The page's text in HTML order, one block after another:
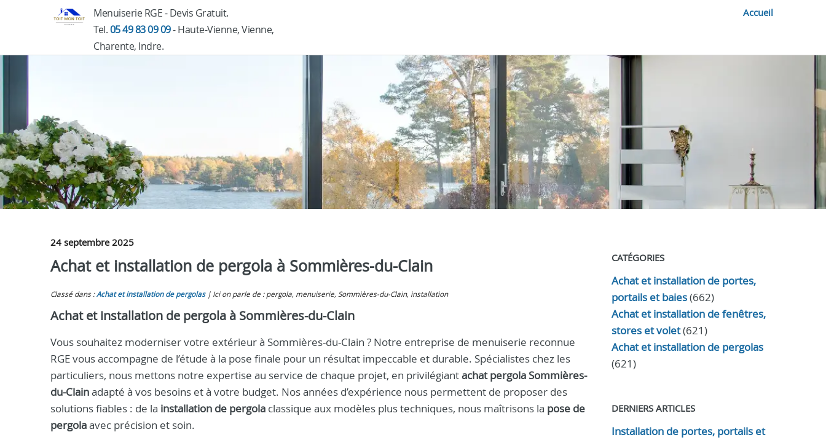
Menuiserie RGE - Devis Gratuit.
Tel.05 49 83 09 09- Haute-Vienne, Vienne,
Charente, Indre.
Accueil
24 septembre 2025
Achat et installation de pergola à Sommières-du-Clain
Classé dans :Achat et installation de pergolas Ici on parle de : pergola, menuiserie, Sommières-du-Clain, installation
Achat et installation de pergola à Sommières-du-Clain
Vous souhaitez moderniser votre extérieur à Sommières-du-Clain ? Notre entreprise de menuiserie reconnue
RGE vous accompagne de l’étude à la pose finale pour un résultat impeccable et durable. Spécialistes chez les
particuliers, nous mettons notre expertise au service de chaque projet, en privilégiantachat pergola Sommières-
du-Clainadapté à vos besoins et à votre budget. Nos années d’expérience nous permettent de proposer des
solutions fiables : de la installation de pergola classique aux modèles plus techniques, nous maîtrisons la pose de
pergolaavec précision et soin.
CATÉGORIES
Achat et installation de portes,
portails et baies(662)
Achat et installation de fenêtres,
stores et volet(621)
Achat et installation de pergolas
(621)
DERNIERS ARTICLES
Installation de portes, portails et